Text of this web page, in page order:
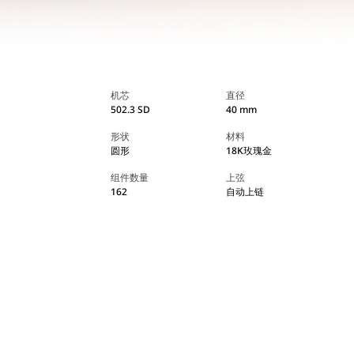
机芯
502.3 SD
直径
40 mm
形状
圆形
材料
18K玫瑰金
组件数量
162
上弦
自动上链